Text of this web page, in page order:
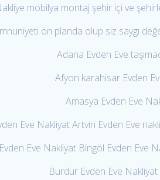
mobilya montaj şehir içi ve
ön planda olup siz saygı
Adana Evden Eve
Afyon karahisar Evden
Amasya Evden Eve
Eve Nakliyat Artvin Evden Eve
Eve Nakliyat Bingöl Evden Eve
Burdur Evden Eve